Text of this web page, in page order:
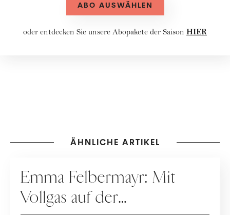
ABO AUSWÄHLEN
oder entdecken Sie unsere Abopakete der Saison HIER
ÄHNLICHE ARTIKEL
Emma Felbermayr: Mit
Vollgas auf der